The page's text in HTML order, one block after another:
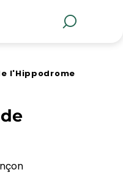
l'Hippodrome